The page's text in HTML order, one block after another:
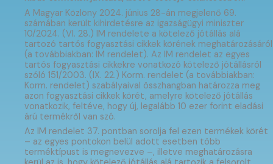
A Magyar Közlöny 2024. június 28-án megjelenő 69.
számában került kihirdetésre az igazságügyi miniszter
10/2024. (VI. 28.) IM rendelete a kötelező jótállás alá
tartozó tartós fogyasztási cikkek körének meghatározásáról
(a továbbiakban: IM rendelet). Az IM rendelet az egyes
tartós fogyasztási cikkekre vonatkozó kötelező jótállásról
szóló 151/2003. (IX. 22.) Korm. rendelet (a továbbiakban:
Korm. rendelet) szabályaival összhangban határozza meg
azon fogyasztási cikkek körét, amelyre kötelező jótállás
vonatkozik, feltéve, hogy új, legalább 10 ezer forint eladási
árú termékről van szó.
Az IM rendelet 37. pontban sorolja fel ezen termékek körét
– az egyes pontokon belül adott esetben több
terméktípust is megnevezve –, illetve meghatározásra